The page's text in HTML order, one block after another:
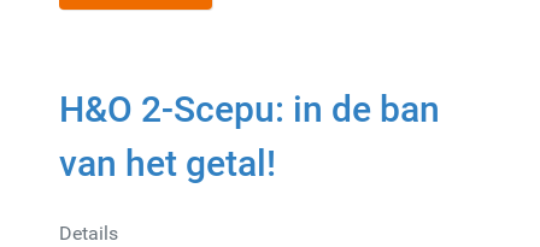
H&O 2-Scepu: in de ban
van het getal!
Details